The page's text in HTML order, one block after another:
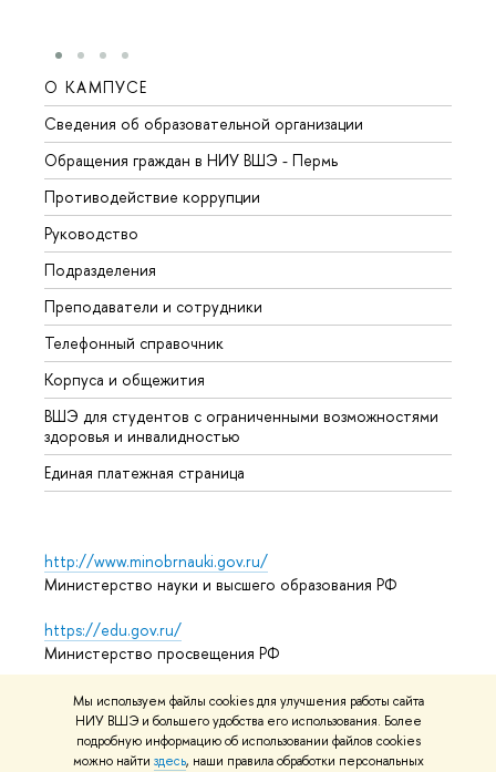
Мы используем файлы cookies для улучшения работы сайта
НИУ ВШЭ и большего удобства его использования. Более
подробную информацию об использовании файлов cookies
можно найти здесь, наши правила обработки персональных
О КАМПУСЕ
Сведения об образовательной организации
Обращения граждан в НИУ ВШЭ - Пермь
Противодействие коррупции
Руководство
Подразделения
Преподаватели и сотрудники
Телефонный справочник
Корпуса и общежития
ВШЭ для студентов с ограниченными возможностями
здоровья и инвалидностью
Единая платежная страница
http://www.minobrnauki.gov.ru/
Министерство науки и высшего образования РФ
https://edu.gov.ru/
Министерство просвещения РФ
https://elearning.hse.ru/mooc
Массовые открытые онлайн-курсы